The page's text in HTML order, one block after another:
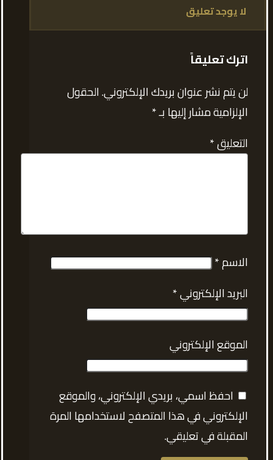
لا يوجد تعليق
اترك تعليقاً
لن يتم نشر عنوان بريدك الإلكتروني.الحقول
الإلزامية مشار إليها بـ*
التعليق*
الاسم*
البريد الإلكتروني*
الموقع الإلكتروني
احفظ اسمي، بريدي الإلكتروني، والموقع
الإلكتروني في هذا المتصفح لاستخدامها المرة
المقبلة في تعليقي.